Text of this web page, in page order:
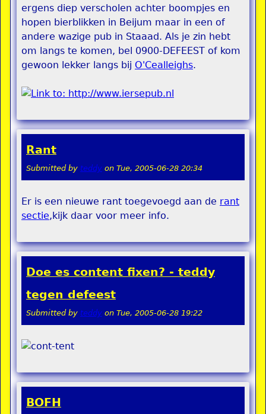
ergens diep verscholen achter boompjes en
hopen bierblikken in Beijum maar in een of
andere wazige pub in Staaad. Als je zin hebt
om langs te komen, bel 0900-DEFEEST of kom
gewoon lekker langs bij O'Cealleighs.
Rant
Submitted by teddy on Tue, 2005-06-28 20:34
Er is een nieuwe rant toegevoegd aan de rant
sectie,kijk daar voor meer info.
Doe es content fixen? - teddy
tegen defeest
Submitted by teddy on Tue, 2005-06-28 19:22
BOFH